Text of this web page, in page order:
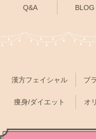
Q&A BLOG
漢方フェイシャル ブ
痩身/ダイエット オ